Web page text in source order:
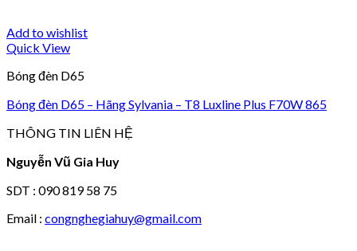
Add to wishlist
Quick View
Bóng đèn D65
Bóng đèn D65 – Hãng Sylvania – T8 Luxline Plus F70W 865
THÔNG TIN LIÊN HỆ
Nguyễn Vũ Gia Huy
SDT : 090 819 58 75
Email : congnghegiahuy@gmail.com